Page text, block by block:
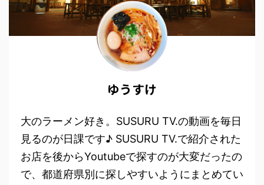
ゆうすけ
大のラーメン好き。SUSURU TV.の動画を毎日
見るのが日課です♪ SUSURU TV.で紹介された
お店を後からYoutubeで探すのが大変だったの
で、都道府県別に探しやすいようにまとめてい